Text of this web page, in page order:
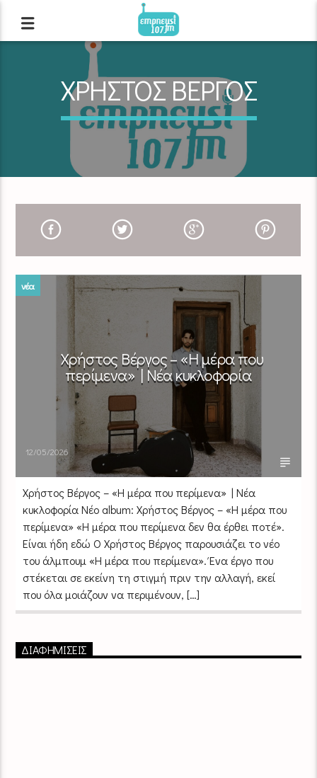
ΧΡΗΣΤΟΣ ΒΕΡΓΟΣ
νέα
Χρήστος Βέργος – «Η μέρα που
περίμενα» | Νέα κυκλοφορία
12/05/2026
Χρήστος Βέργος – «Η μέρα που περίμενα» | Νέα
κυκλοφορία Nέο album: Χρήστος Βέργος – «Η μέρα που
περίμενα» «Η μέρα που περίμενα δεν θα έρθει ποτέ».
Είναι ήδη εδώ Ο Χρήστος Βέργος παρουσιάζει το νέο
του άλμπουμ «Η μέρα που περίμενα». Ένα έργο που
στέκεται σε εκείνη τη στιγμή πριν την αλλαγή, εκεί
που όλα μοιάζουν να περιμένουν, […]
ΔΙΑΦΗΜΙΣΕΙΣ